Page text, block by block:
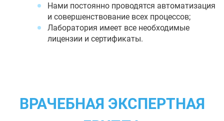
Нами постоянно проводятся автоматизация
и совершенствование всех процессов;
Лаборатория имеет все необходимые
лицензии и сертификаты.
ВРАЧЕБНАЯ ЭКСПЕРТНАЯ